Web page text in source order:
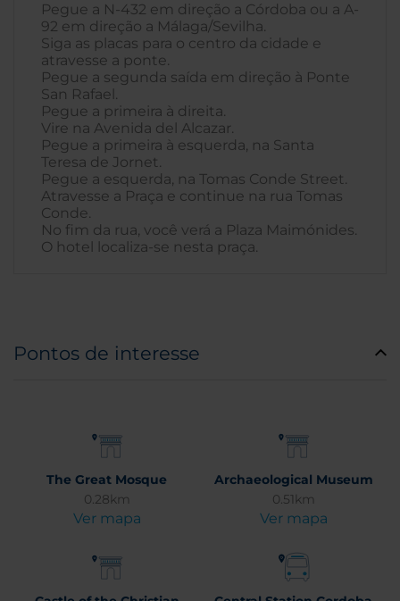
Pegue a N-432 em direção a Córdoba ou a A-
92 em direção a Málaga/Sevilha.
Siga as placas para o centro da cidade e
atravesse a ponte.
Pegue a segunda saída em direção à Ponte
San Rafael.
Pegue a primeira à direita.
Vire na Avenida del Alcazar.
Pegue a primeira à esquerda, na Santa
Teresa de Jornet.
Pegue a esquerda, na Tomas Conde Street.
Atravesse a Praça e continue na rua Tomas
Conde.
No fim da rua, você verá a Plaza Maimónides.
O hotel localiza-se nesta praça.
Pontos de interesse
The Great Mosque
0.28km
Ver mapa
Archaeological Museum
0.51km
Ver mapa